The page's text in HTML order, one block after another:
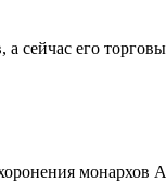
а сейчас его